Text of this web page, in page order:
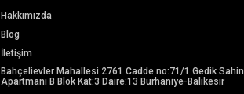
Hakkımızda
Blog
İletişim
Bahçelievler Mahallesi 2761 Cadde no:71/1 Gedik Sahin
Apartmanı B Blok Kat:3 Daire:13 Burhaniye-Balıkesir